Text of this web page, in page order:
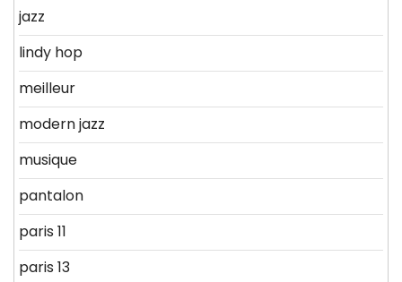
jazz
lindy hop
meilleur
modern jazz
musique
pantalon
paris 11
paris 13